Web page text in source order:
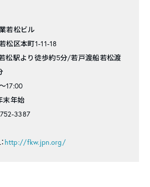
若松ビル
松区本町1-11-18
若松駅より徒歩約5分/若戸渡船若松渡
17:00
末年始
752-3387
http://fkw.jpn.org/